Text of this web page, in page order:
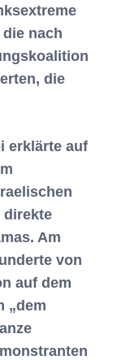
nach
die
erklärte auf
direkte
Am
von
auf dem
„dem